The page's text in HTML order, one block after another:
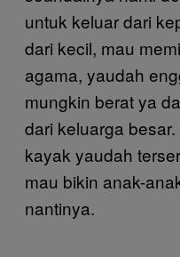
untuk keluar dari
dari kecil, mau
agama, yaudah
mungkin berat ya
dari keluarga
kayak yaudah
mau bikin anak-
nantinya.